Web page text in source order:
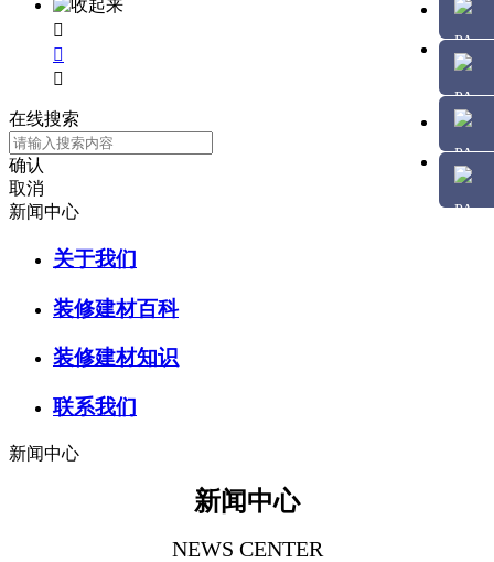



在线搜索
确认
取消
新闻中心
关于我们
装修建材百科
装修建材知识
联系我们
新闻中心
新闻中心
NEWS CENTER